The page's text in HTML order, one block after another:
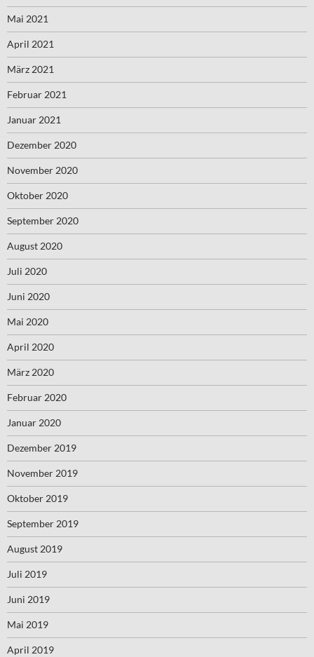
Mai 2021
April 2021
März 2021
Februar 2021
Januar 2021
Dezember 2020
November 2020
Oktober 2020
September 2020
August 2020
Juli 2020
Juni 2020
Mai 2020
April 2020
März 2020
Februar 2020
Januar 2020
Dezember 2019
November 2019
Oktober 2019
September 2019
August 2019
Juli 2019
Juni 2019
Mai 2019
April 2019